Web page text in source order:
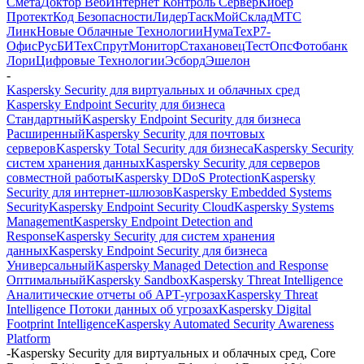
ПротектКод БезопасностиЛидерТаскМойСкладМТС
ЛинкНовые Облачные ТехнологииНумаТехР7-
ОфисРусБИТехСпрутМониторСтахановецТестОпсФотобанк
ЛориЦифровые ТехнологииЭсбордЭшелон
-
Kaspersky Security для виртуальных и облачных сред
Kaspersky Endpoint Security для бизнеса
СтандартныйKaspersky Endpoint Security для бизнеса
РасширенныйKaspersky Security для почтовых
серверовKaspersky Total Security для бизнесаKaspersky Security
систем хранения данныхKaspersky Security для серверов
совместной работыKaspersky DDoS ProtectionKaspersky
Security для интернет-шлюзовKaspersky Embedded Systems
SecurityKaspersky Endpoint Security CloudKaspersky Systems
ManagementKaspersky Endpoint Detection and
ResponseKaspersky Security для систем хранения
данныхKaspersky Endpoint Security для бизнеса
УниверсальныйKaspersky Managed Detection and Response
ОптимальныйKaspersky SandboxKaspersky Threat Intelligence
Аналитические отчеты об АРТ-угрозахKaspersky Threat
Intelligence Потоки данных об угрозахKaspersky Digital
Footprint IntelligenceKaspersky Automated Security Awareness
Platform
-Kaspersky Security для виртуальных и облачных сред, Core